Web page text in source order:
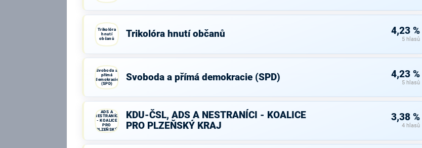
Trikolóra
hnutí
občanů
Trikolóra hnutí občanů 4,23 %
5 hlasů
Svoboda a
přímá
demokracie
(SPD)
Svoboda a přímá demokracie (SPD) 4,23 %
5 hlasů
ADS A
NESTRANÍCI
- KOALICE
PRO
PLZEŇSKÝ
KRAJ
KDU-ČSL, ADS A NESTRANÍCI - KOALICE
PRO PLZEŇSKÝ KRAJ
3,38 %
4 hlasů